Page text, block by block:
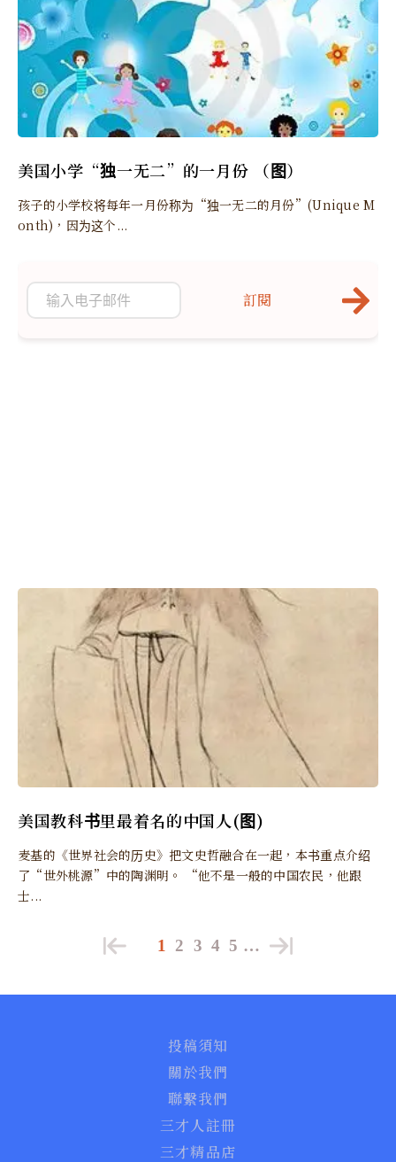
美国小学“独一无二”的一月份 （图）
孩子的小学校将每年一月份称为“独一无二的月份”(Unique M
onth)，因为这个...
美国教科书里最着名的中国人(图)
麦基的《世界社会的历史》把文史哲融合在一起，本书重点介绍
了“世外桃源”中的陶渊明。 “他不是一般的中国农民，他跟
士...
訂閱
1 2 3 4 5 …
投稿須知
關於我們
聯繫我們
三才人註冊
三才精品店